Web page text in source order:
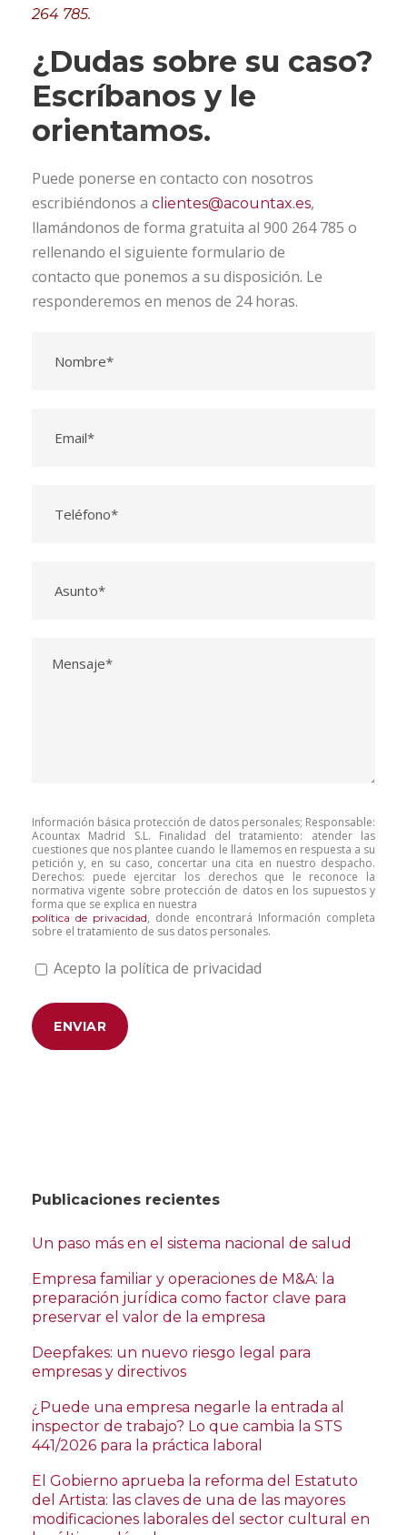
264 785.
¿Dudas sobre su caso?
Escríbanos y le
orientamos.
Puede ponerse en contacto con nosotros
escribiéndonos a clientes@acountax.es,
llamándonos de forma gratuita al 900 264 785 o
rellenando el siguiente formulario de
contacto que ponemos a su disposición. Le
responderemos en menos de 24 horas.
Información básica protección de datos personales; Responsable:
Acountax Madrid S.L. Finalidad del tratamiento: atender las
cuestiones que nos plantee cuando le llamemos en respuesta a su
petición y, en su caso, concertar una cita en nuestro despacho.
Derechos: puede ejercitar los derechos que le reconoce la
normativa vigente sobre protección de datos en los supuestos y
forma que se explica en nuestra
política de privacidad, donde encontrará Información completa
sobre el tratamiento de sus datos personales.
Acepto la política de privacidad
Publicaciones recientes
Un paso más en el sistema nacional de salud
Empresa familiar y operaciones de M&A: la
preparación jurídica como factor clave para
preservar el valor de la empresa
Deepfakes: un nuevo riesgo legal para
empresas y directivos
¿Puede una empresa negarle la entrada al
inspector de trabajo? Lo que cambia la STS
441/2026 para la práctica laboral
El Gobierno aprueba la reforma del Estatuto
del Artista: las claves de una de las mayores
modificaciones laborales del sector cultural en